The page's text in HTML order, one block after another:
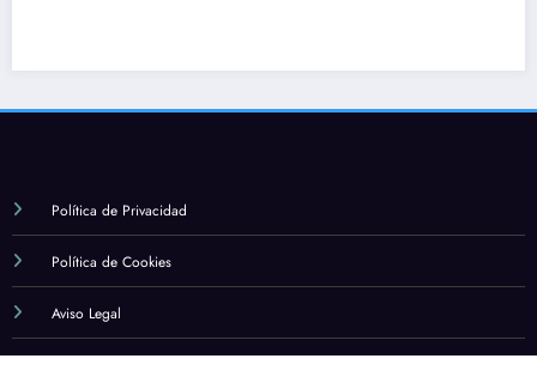
Aviso Legal
Quienes somos
Contacto